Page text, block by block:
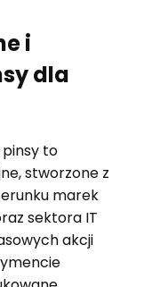
i
dla
to
stworzone z
marek
sektora IT
akcji